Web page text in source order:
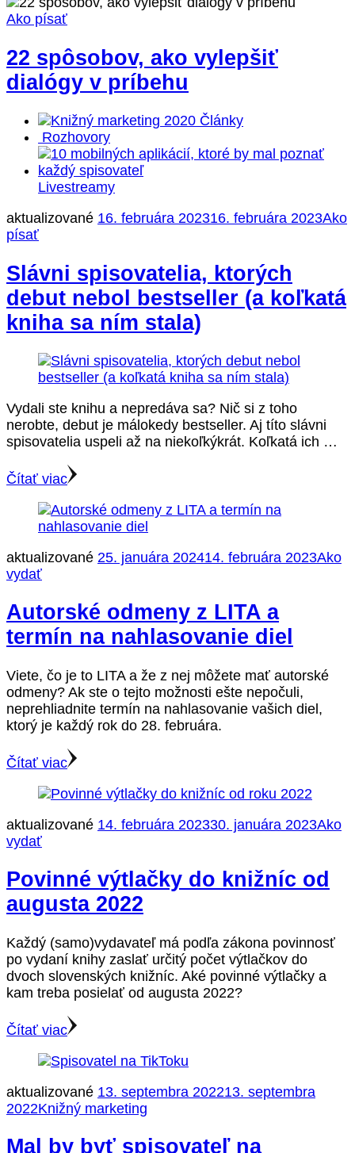
Ako písať
22 spôsobov, ako vylepšiť
dialógy v príbehu
Články
Rozhovory
Livestreamy
aktualizované 16. februára 202316. februára 2023Ako
písať
Slávni spisovatelia, ktorých
debut nebol bestseller (a koľkatá
kniha sa ním stala)
Vydali ste knihu a nepredáva sa? Nič si z toho
nerobte, debut je málokedy bestseller. Aj títo slávni
spisovatelia uspeli až na niekoľkýkrát. Koľkatá ich …
Čítať viac
aktualizované 25. januára 202414. februára 2023Ako
vydať
Autorské odmeny z LITA a
termín na nahlasovanie diel
Viete, čo je to LITA a že z nej môžete mať autorské
odmeny? Ak ste o tejto možnosti ešte nepočuli,
neprehliadnite termín na nahlasovanie vašich diel,
ktorý je každý rok do 28. februára.
Čítať viac
aktualizované 14. februára 202330. januára 2023Ako
vydať
Povinné výtlačky do knižníc od
augusta 2022
Každý (samo)vydavateľ má podľa zákona povinnosť
po vydaní knihy zaslať určitý počet výtlačkov do
dvoch slovenských knižníc. Aké povinné výtlačky a
kam treba posielať od augusta 2022?
Čítať viac
aktualizované 13. septembra 202213. septembra
2022Knižný marketing
Mal by byť spisovateľ na